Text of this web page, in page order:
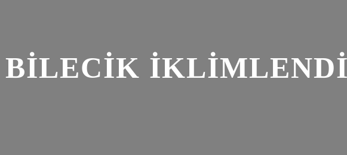
BİLECİK